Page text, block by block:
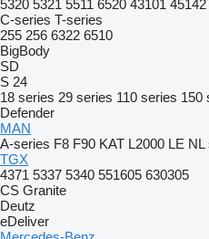
5320 5321 5511 6520 43101 45142
C-series T-series
255 256 6322 6510
BigBody
SD
S 24
18 series 29 series 110 series 150
Defender
MAN
A-series F8 F90 KAT L2000 LE NL
TGX
4371 5337 5340 551605 630305
CS Granite
Deutz
eDeliver